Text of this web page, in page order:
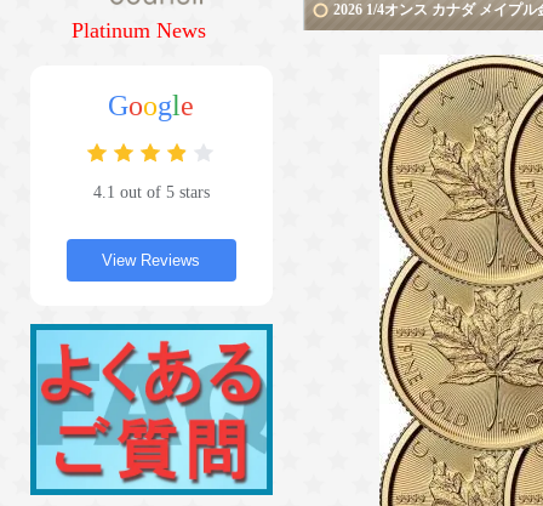
Platinum News
Google
4.1 out of 5 stars
View Reviews
2026 1/4オンス カナダ メイプ